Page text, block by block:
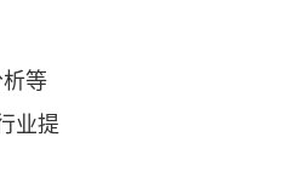
等
业提